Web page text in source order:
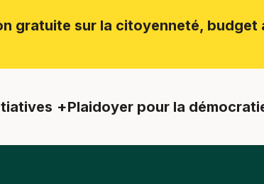
gratuite sur la citoyenneté,
Plaidoyer pour la